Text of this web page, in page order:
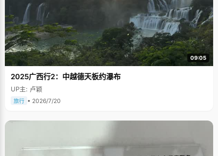
09:05
2025广西行2：中越德天板约瀑布
UP主: 卢颖
旅行 • 2026/7/20